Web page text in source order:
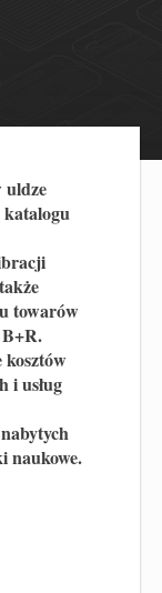
uldze
katalogu
towarów
kosztów
i usług
naukowe.